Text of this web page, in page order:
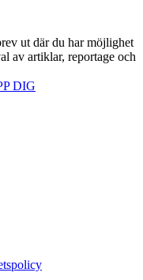
ut där du har möjlighet
av artiklar, reportage och
DIG